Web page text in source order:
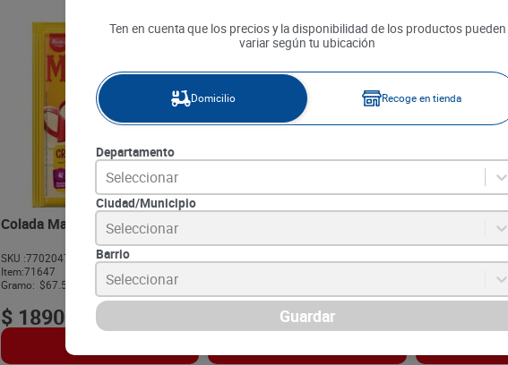
Colada Maizena Canela x 28 g
SKU :7702047141236
Item:71647
Gramo: $67.50
$ 1890
30 g
Cebada
Ten en cuenta que los precios y la disponibilidad de los productos pueden
variar según tu ubicación
Domicilio Recoge en tienda
Departamento
Seleccionar
Ciudad/Municipio
Seleccionar
Barrio
Seleccionar
Guardar